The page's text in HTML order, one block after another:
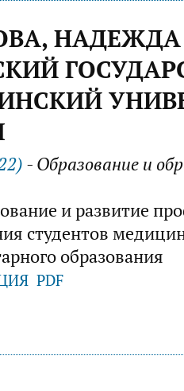
НАДЕЖДА
- Образование и
и развитие
студентов
образования
PDF